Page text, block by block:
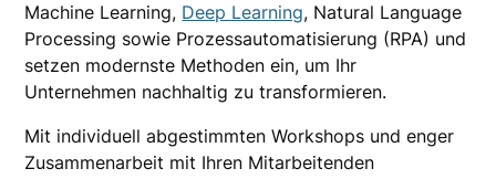
Machine Learning, Deep Learning, Natural Language
Processing sowie Prozessautomatisierung (RPA) und
setzen modernste Methoden ein, um Ihr
Unternehmen nachhaltig zu transformieren.
Mit individuell abgestimmten Workshops und enger
Zusammenarbeit mit Ihren Mitarbeitenden